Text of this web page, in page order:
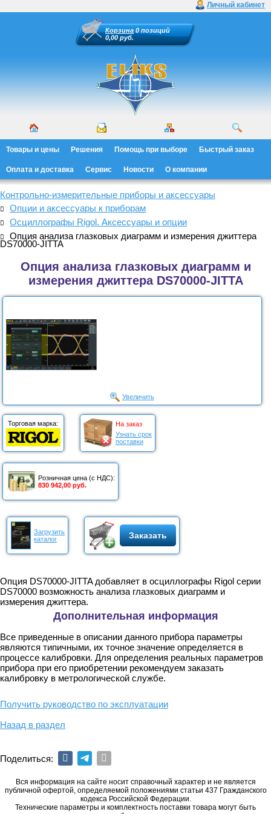
Личный кабинет
Корзина 0 позиций
0,00 руб.
Товары и цены Решения Помощь при выборе Быстрый заказ
Оплата и доставка Сервис Новости О компании
Контрольно-измерительные приборы и аксессуары
Опции и аксессуары к приборам
Осциллографы Rigol. Аксессуары и опции
Опция анализа глазковых диаграмм и измерения джиттера
DS70000-JITTA
Опция анализа глазковых диаграмм и
измерения джиттера DS70000-JITTA
Увеличить
Торговая марка:
На заказ
Узнать срок
поставки
Розничная цена (с НДС):
830 942,00 руб.
Загрузить
каталог
Заказать
Опция DS70000-JITTA добавляет в осциллографы Rigol серии
DS70000 возможность анализа глазковых диаграмм и
измерения джиттера.
Дополнительная информация
Все приведенные в описании данного прибора параметры
являются типичными, их точное значение определяется в
процессе калибровки. Для определения реальных параметров
прибора при его приобретении рекомендуем заказать
калибровку в метрологической службе.
Получить руководство по эксплуатации
Назад в раздел
Поделиться:
Вся информация на сайте носит справочный характер и не является
публичной офертой, определяемой положениями статьи 437 Гражданского
кодекса Российской Федерации.
Технические параметры и комплектность поставки товара могут быть